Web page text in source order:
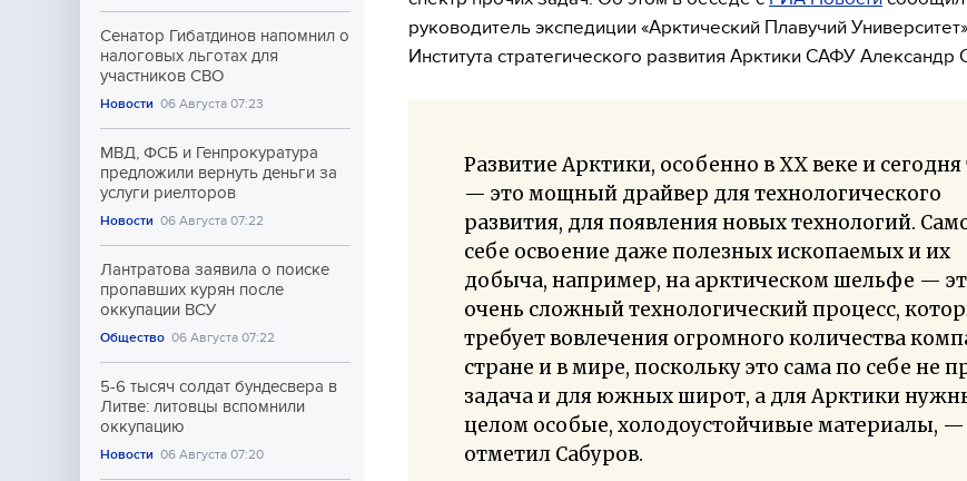
Сенатор Гибатдинов напомнил о
налоговых льготах для
участников СВО
Новости 06 Августа 07:23
МВД, ФСБ и Генпрокуратура
предложили вернуть деньги за
услуги риелторов
Новости 06 Августа 07:22
Лантратова заявила о поиске
пропавших курян после
оккупации ВСУ
Общество 06 Августа 07:22
5-6 тысяч солдат бундесвера в
Литве: литовцы вспомнили
оккупацию
Новости 06 Августа 07:20
руководитель экспедиции «Арктический Плавучий
Института стратегического развития Арктики САФУ Александр
Развитие Арктики, особенно в XX веке и
— это мощный драйвер для технологического
развития, для появления новых технологий.
себе освоение даже полезных ископаемых и их
добыча, например, на арктическом шельфе —
очень сложный технологический процесс,
требует вовлечения огромного количества
стране и в мире, поскольку это сама по себе не
задача и для южных широт, а для Арктики
целом особые, холодоустойчивые материалы, —
отметил Сабуров.